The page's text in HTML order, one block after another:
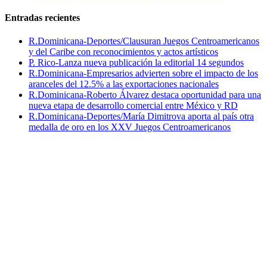
Entradas recientes
R.Dominicana-Deportes/Clausuran Juegos Centroamericanos
y del Caribe con reconocimientos y actos artísticos
P. Rico-Lanza nueva publicación la editorial 14 segundos
R.Dominicana-Empresarios advierten sobre el impacto de los
aranceles del 12.5% a las exportaciones nacionales
R.Dominicana-Roberto Álvarez destaca oportunidad para una
nueva etapa de desarrollo comercial entre México y RD
R.Dominicana-Deportes/María Dimitrova aporta al país otra
medalla de oro en los XXV Juegos Centroamericanos